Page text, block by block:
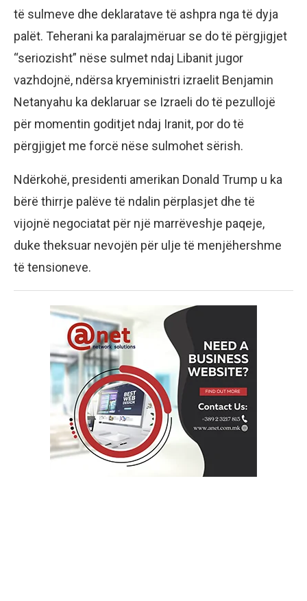
të sulmeve dhe deklaratave të ashpra nga të dyja
palët. Teherani ka paralajmëruar se do të përgjigjet
“seriozisht” nëse sulmet ndaj Libanit jugor
vazhdojnë, ndërsa kryeministri izraelit Benjamin
Netanyahu ka deklaruar se Izraeli do të pezullojë
për momentin goditjet ndaj Iranit, por do të
përgjigjet me forcë nëse sulmohet sërish.
Ndërkohë, presidenti amerikan Donald Trump u ka
bërë thirrje palëve të ndalin përplasjet dhe të
vijojnë negociatat për një marrëveshje paqeje,
duke theksuar nevojën për ulje të menjëhershme
të tensioneve.